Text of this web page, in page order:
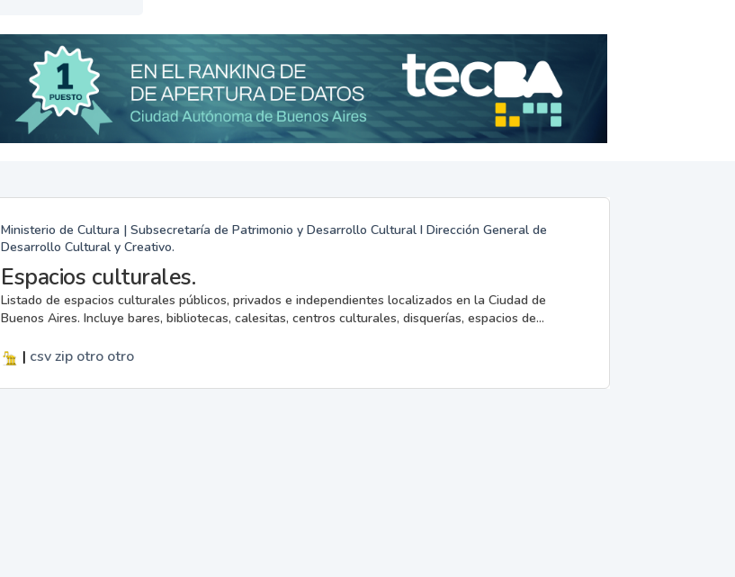
Ministerio de Cultura | Subsecretaría de Patrimonio y Desarrollo Cultural I Dirección General de
Desarrollo Cultural y Creativo.
Espacios culturales.
Listado de espacios culturales públicos, privados e independientes localizados en la Ciudad de
Buenos Aires. Incluye bares, bibliotecas, calesitas, centros culturales, disquerías, espacios de...
| csvzip otro otro